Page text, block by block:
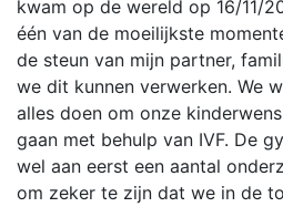
kwam op de wereld op 16/11/
één van de moeilijkste
de steun van mijn partner,
we dit kunnen verwerken. We
alles doen om onze
gaan met behulp van IVF. De
wel aan eerst een aantal
om zeker te zijn dat we in de